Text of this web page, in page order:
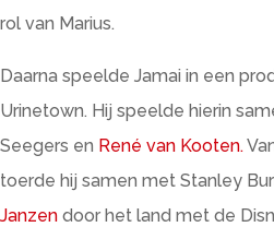
rol van Marius.
Daarna speelde Jamai in een
Urinetown. Hij speelde hierin
Seegers en René van Kooten.
toerde hij samen met Stanley
Janzen door het land met de